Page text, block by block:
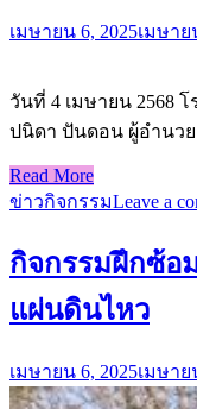
เมษายน 6, 2025เมษาย
วันที่ 4 เมษายน 2568
ปนิดา ปันดอน ผู้อำนว
Read More
ข่าวกิจกรรมLeave a
กิจกรรมฝึกซ้อ
แผ่นดินไหว
เมษายน 6, 2025เมษาย